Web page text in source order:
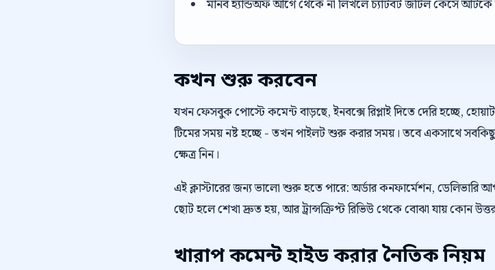
মানব হ্যান্ডঅফ আগে থেকে না লিখলে চ্যাটবট জটিল কেসে আটকে
কখন শুরু করবেন
যখন ফেসবুক পোস্টে কমেন্ট বাড়ছে, ইনবক্সে রিপ্লাই দিতে দেরি হচ্ছে,
টিমের সময় নষ্ট হচ্ছে - তখন পাইলট শুরু করার সময়। তবে একসাথে
ক্ষেত্র নিন।
এই ক্লাস্টারের জন্য ভালো শুরু হতে পারে: অর্ডার কনফার্মেশন,
ছোট হলে শেখা দ্রুত হয়, আর ট্রান্সক্রিপ্ট রিভিউ থেকে বোঝা যায় কোন
খারাপ কমেন্ট হাইড করার নৈতিক নিয়ম